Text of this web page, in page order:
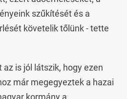
szűkítését és a
követelik tőlünk - tette
is jól látszik, hogy ezen
már megegyeztek a hazai
kormány a